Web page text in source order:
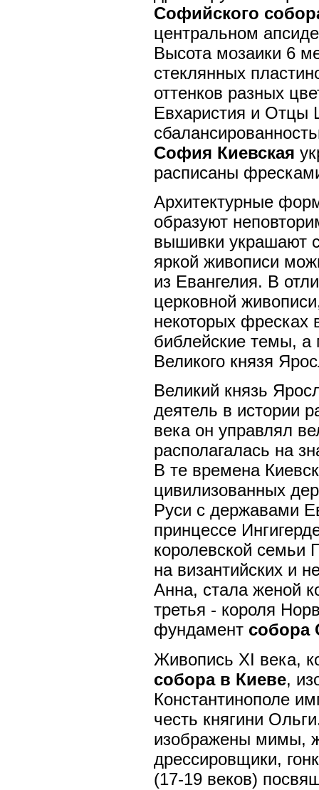
Софийского
центральном
Высота мозаики 6
стеклянных
оттенков разных
Евхаристия и Отцы
София Киевская
расписаны
Архитектурные
образуют
вышивки украшают
яркой живописи
из Евангелия. В
церковной
некоторых фресках
библейские темы, а
Великого князя
Великий князь
деятель в истории
века он управлял
располагалась на
В те времена
цивилизованных
Руси с державами
принцессе
королевской
на византийских и
Анна, стала женой
третья - короля
фундамент собора
Живопись XI века,
собора в Киеве,
Константинополе
честь княгини
изображены мимы,
дрессировщики,
(17-19 веков)